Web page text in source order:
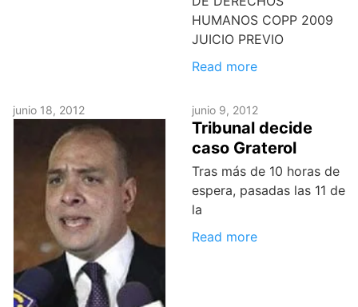
HUMANOS COPP 2009
JUICIO PREVIO
Read more
junio 18, 2012 junio 9, 2012
Tribunal decide
caso Graterol
Tras más de 10 horas de
espera, pasadas las 11 de
la
Read more